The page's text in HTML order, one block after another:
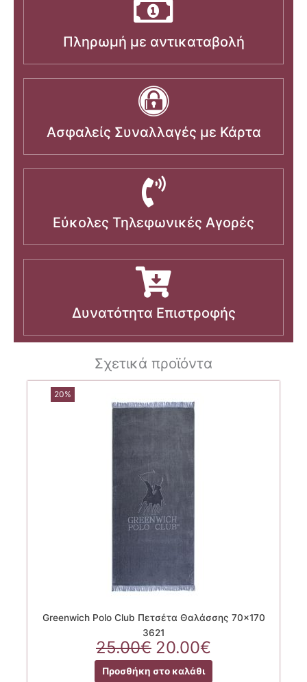
Πληρωμή με αντικαταβολή
Ασφαλείς Συναλλαγές με Κάρτα
Εύκολες Τηλεφωνικές Αγορές
Δυνατότητα Επιστροφής
Σχετικά προϊόντα
20%
Greenwich Polo Club Πετσέτα Θαλάσσης 70×170
3621
25.00€ Original
price
was:
20.00€
τρέχουσα
τιμή
Προσθήκη στο καλάθι